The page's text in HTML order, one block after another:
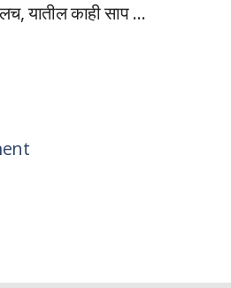
यातील काही साप …